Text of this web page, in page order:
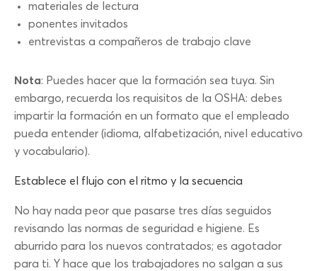
materiales de lectura
ponentes invitados
entrevistas a compañeros de trabajo clave
Nota: Puedes hacer que la formación sea tuya. Sin
embargo, recuerda los requisitos de la OSHA: debes
impartir la formación en un formato que el empleado
pueda entender (idioma, alfabetización, nivel educativo
y vocabulario).
Establece el flujo con el ritmo y la secuencia
No hay nada peor que pasarse tres días seguidos
revisando las normas de seguridad e higiene. Es
aburrido para los nuevos contratados; es agotador
para ti. Y hace que los trabajadores no salgan a sus